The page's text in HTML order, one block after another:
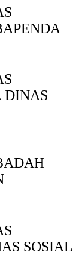
DINAS
SOSIAL